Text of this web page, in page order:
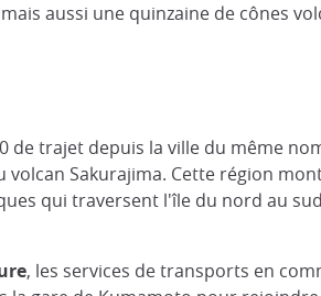
aussi une quinzaine de cônes
de trajet depuis la ville du même
Sakurajima. Cette région
qui traversent l'île du nord au
, les services de transports en